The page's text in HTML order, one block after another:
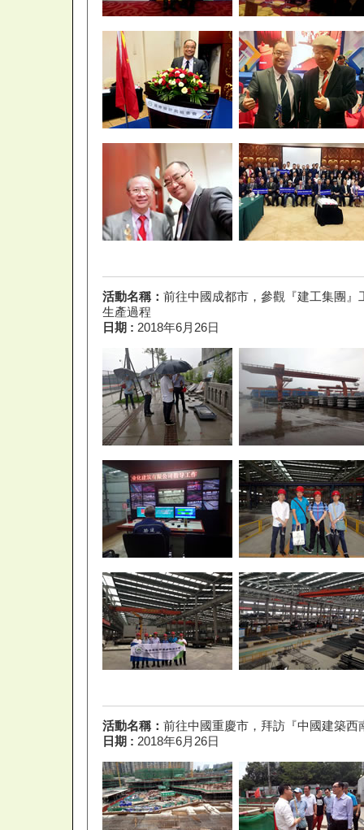
活動名稱： 前往中國成都市，參觀『建工集團』
生產過程
日期 : 2018年6月26日
活動名稱： 前往中國重慶市，拜訪『中國建築西
日期 : 2018年6月26日